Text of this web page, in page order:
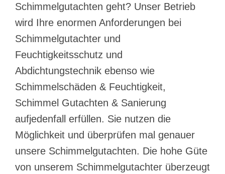
Schimmelgutachten geht? Unser Betrieb
wird Ihre enormen Anforderungen bei
Schimmelgutachter und
Feuchtigkeitsschutz und
Abdichtungstechnik ebenso wie
Schimmelschäden & Feuchtigkeit,
Schimmel Gutachten & Sanierung
aufjedenfall erfüllen. Sie nutzen die
Möglichkeit und überprüfen mal genauer
unsere Schimmelgutachten. Die hohe Güte
von unserem Schimmelgutachter überzeugt